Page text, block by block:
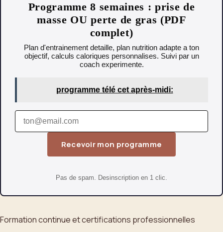
Programme 8 semaines : prise de
masse OU perte de gras (PDF
complet)
Plan d'entrainement detaille, plan nutrition adapte a ton
objectif, calculs caloriques personnalises. Suivi par un
coach experimente.
programme télé cet après-midi:
Recevoir mon programme
Pas de spam. Desinscription en 1 clic.
Formation continue et certifications professionnelles